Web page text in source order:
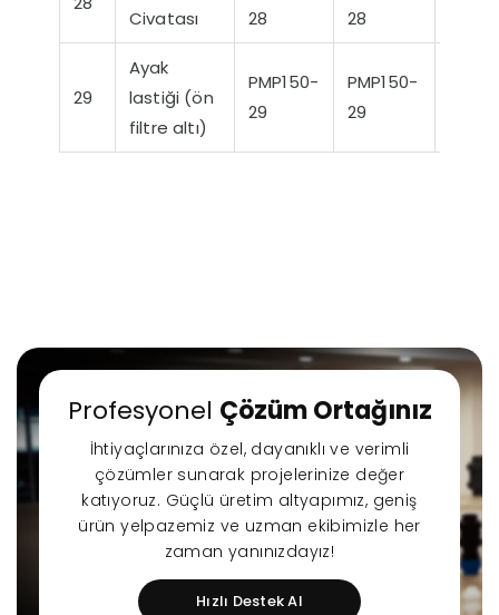
Civatası
28
28
29
Ayak
lastiği (ön
filtre altı)
PMP150-
29
PMP150-
29
Profesyonel Çözüm Ortağınız
İhtiyaçlarınıza özel, dayanıklı ve verimli
çözümler sunarak projelerinize değer
katıyoruz. Güçlü üretim altyapımız, geniş
ürün yelpazemiz ve uzman ekibimizle her
zaman yanınızdayız!
Hızlı Destek Al